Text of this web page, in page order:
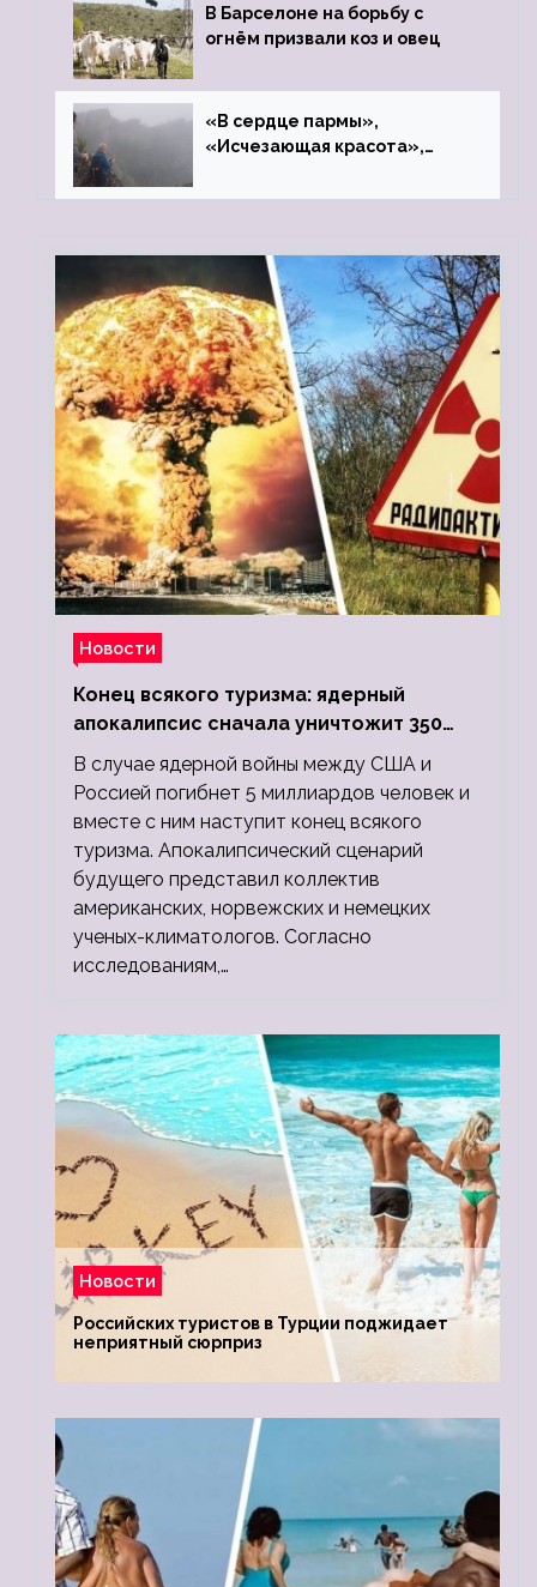
В Барселоне на борьбу с
огнём призвали коз и овец
«В сердце пармы»,
«Исчезающая красота»,
Новости
Конец всякого туризма: ядерный
апокалипсис сначала уничтожит 350
миллионов, а потом 5 миллиардов
людей
В случае ядерной войны между США и
Россией погибнет 5 миллиардов человек и
вместе с ним наступит конец всякого
туризма. Апокалипсический сценарий
будущего представил коллектив
американских, норвежских и немецких
ученых-климатологов. Согласно
исследованиям,…
Новости
Российских туристов в Турции поджидает
неприятный сюрприз